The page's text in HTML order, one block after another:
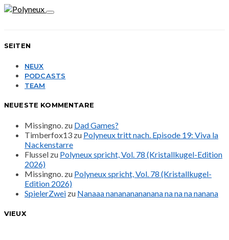
SEITEN
NEUX
PODCASTS
TEAM
NEUESTE KOMMENTARE
Missingno. zu Dad Games?
Timberfox13 zu Polyneux tritt nach. Episode 19: Viva la
Nackenstarre
Flussel zu Polyneux spricht, Vol. 78 (Kristallkugel-Edition
2026)
Missingno. zu Polyneux spricht, Vol. 78 (Kristallkugel-
Edition 2026)
SpielerZwei zu Nanaaa nanananananana na na na nanana
VIEUX